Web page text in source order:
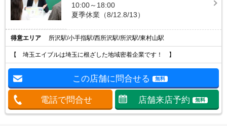
10:00～18:00
夏季休業（8/12.8/13）
得意エリア 所沢駅/小手指駅/西所沢駅/所沢駅/東村山駅
【 埼玉エイブルは埼玉に根ざした地域密着企業です！ 】
この店舗に問合せる 無料
電話で問合せ 店舗来店予約 無料